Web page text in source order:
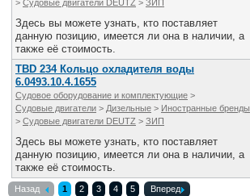
> Судовые двигатели DEUTZ > ЗИП
Здесь вы можете узнать, кто поставляет
данную позицию, имеется ли она в наличии, а
также её стоимость.
TBD 234 Кольцо охладителя воды
6.0493.10.4.1655
Судовое оборудование и комплектующие >
Судовые двигатели > Дизельные > Иностранные бренды
> Судовые двигатели DEUTZ > ЗИП
Здесь вы можете узнать, кто поставляет
данную позицию, имеется ли она в наличии, а
также её стоимость.
Назад 1 2 3 4 5 Вперед